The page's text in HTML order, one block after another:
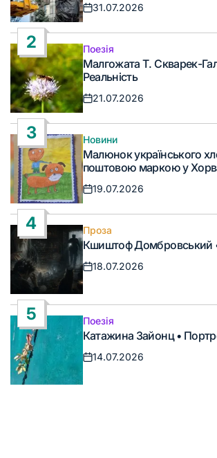
Дата
31.07.2026
2
Опублікувати
у
Поезія
Малгожата Т. Скварек-
Реальність
Дата
21.07.2026
3
Опублікувати
у
Новини
Малюнок українського
поштовою маркою у
Дата
19.07.2026
4
Опублікувати
у
Проза
Кшиштоф Домбровський
Дата
запису
18.07.2026
5
Опублікувати
у
Поезія
Катажина Зайонц •
Дата
14.07.2026